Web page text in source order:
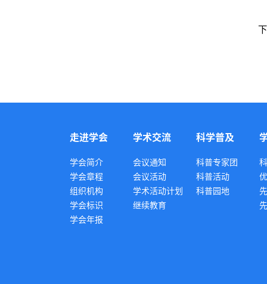
走进学会
学会简介
学会章程
组织机构
学会标识
学会年报
学术交流
会议通知
会议活动
学术活动计划
继续教育
科学普及
科普专家团
科普活动
科普园地